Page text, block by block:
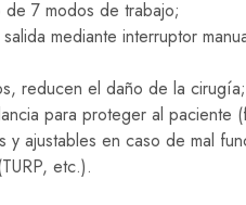
de 7 modos de trabajo;
mediante interruptor
reducen el daño de la cirugía;
para proteger al paciente
ajustables en caso de mal
etc.).